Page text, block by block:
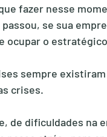
fazer nesse
se sua
ocupar o
sempre
crises.
de dificuldades na